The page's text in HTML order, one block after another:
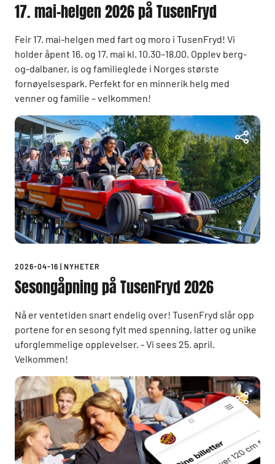
17. mai-helgen 2026 på TusenFryd
Feir 17. mai-helgen med fart og moro i TusenFryd! Vi
holder åpent 16. og 17. mai kl. 10.30–18.00. Opplev berg-
og-dalbaner, is og familieglede i Norges største
fornøyelsespark. Perfekt for en minnerik helg med
venner og familie – velkommen!
2026-04-16 | NYHETER
Sesongåpning på TusenFryd 2026
Nå er ventetiden snart endelig over! TusenFryd slår opp
portene for en sesong fylt med spenning, latter og unike
uforglemmelige opplevelser. - Vi sees 25. april.
Velkommen!